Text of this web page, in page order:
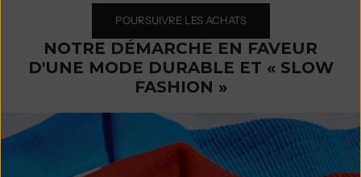
POURSUIVRE LES ACHATS
NOTRE DÉMARCHE EN FAVEUR
D'UNE MODE DURABLE ET « SLOW
FASHION »